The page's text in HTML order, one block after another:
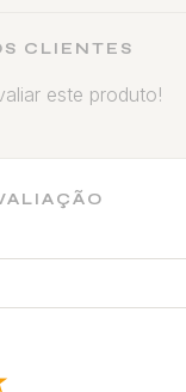
CLIENTES
este produto!